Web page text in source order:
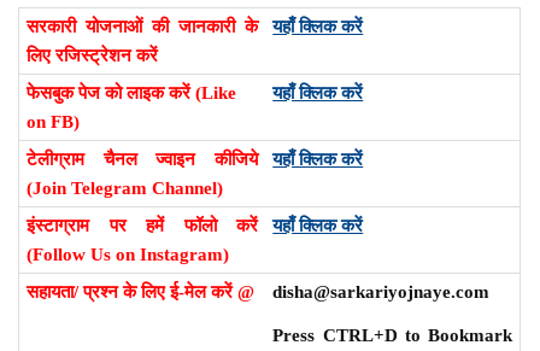
सरकारी योजनाओं की जानकारी के
लिए रजिस्ट्रेशन करें
यहाँ क्लिक करें
फेसबुक पेज को लाइक करें (Like
on FB)
यहाँ क्लिक करें
टेलीग्राम चैनल ज्वाइन कीजिये
(Join Telegram Channel)
यहाँ क्लिक करें
इंस्टाग्राम पर हमें फॉलो करें
(Follow Us on Instagram)
यहाँ क्लिक करें
सहायता/ प्रश्न के लिए ई-मेल करें @ disha@sarkariyojnaye.com
Press CTRL+D to Bookmark